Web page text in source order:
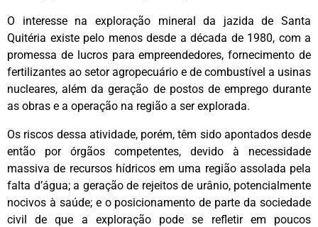
O interesse na exploração mineral da jazida de Santa
Quitéria existe pelo menos desde a década de 1980, com a
promessa de lucros para empreendedores, fornecimento de
fertilizantes ao setor agropecuário e de combustível a usinas
nucleares, além da geração de postos de emprego durante
as obras e a operação na região a ser explorada.
Os riscos dessa atividade, porém, têm sido apontados desde
então por órgãos competentes, devido à necessidade
massiva de recursos hídricos em uma região assolada pela
falta d’água; a geração de rejeitos de urânio, potencialmente
nocivos à saúde; e o posicionamento de parte da sociedade
civil de que a exploração pode se refletir em poucos